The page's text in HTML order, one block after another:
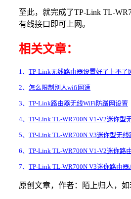
至此，就完成了TP-Link TL-
有线接口即可上网。
相关文章：
1、 TP-Link无线路由器设置好了上不了
2、 怎么限制别人wifi网速
3、 TP-Link路由器无线WiFi防蹭网设置
4、 TP-Link TL-WR700N V1-V2迷你型
5、 TP-Link TL-WR700N V3迷你型无
6、 TP-Link TL-WR700N V1-V2迷你路
7、 TP-Link TL-WR700N V3迷你路由器
原创文章，作者：陌上归人，如